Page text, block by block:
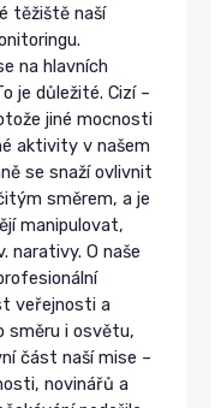
těžiště naší
na hlavních
je důležité. Cizí –
jiné mocnosti
aktivity v našem
se snaží ovlivnit
směrem, a je
manipulovat,
narativy. O naše
veřejnosti a
směru i osvětu,
část naší mise –
novinářů a